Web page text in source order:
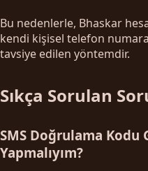
Bu nedenlerle, Bhaskar
kendi kişisel telefon
tavsiye edilen yöntemdir.
Sıkça Sorulan
SMS Doğrulama Kodu
Yapmalıyım?